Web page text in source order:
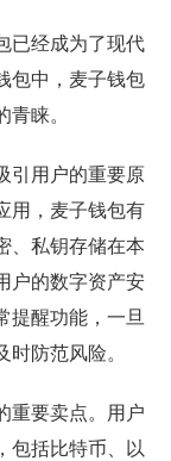
已经成为了现代
包中，麦子钱包
睐。
引用户的重要原
用，麦子钱包有
、私钥存储在本
户的数字资产安
提醒功能，一旦
防范风险。
重要卖点。用户
包括比特币、以